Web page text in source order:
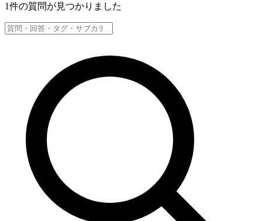
1件の質問が見つかりました